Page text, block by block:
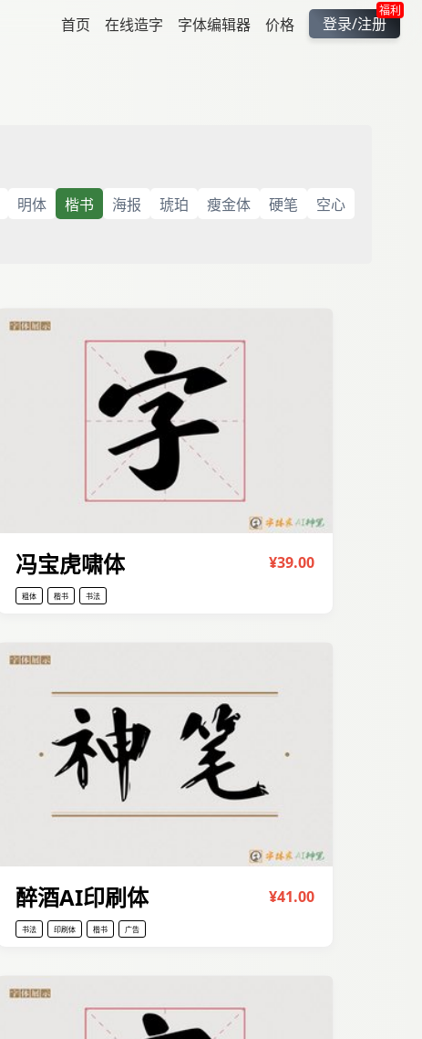
首页 在线造字 字体编辑器 价格
福利
登录/注册
明体 楷书 海报 琥珀 瘦金体 硬笔
空心
冯宝虎啸体 ¥39.00
粗体 楷书 书法
醉酒AI印刷体 ¥41.00
书法 印刷体 楷书 广告